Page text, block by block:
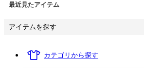
最近見たアイテム
アイテムを探す
カテゴリから探す